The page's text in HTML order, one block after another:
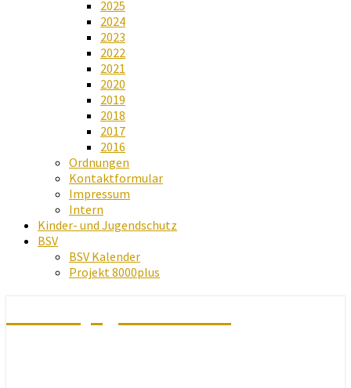
2025
2024
2023
2022
2021
2020
2019
2018
2017
2016
Ordnungen
Kontaktformular
Impressum
Intern
Kinder- und Jugendschutz
BSV
BSV Kalender
Projekt 8000plus